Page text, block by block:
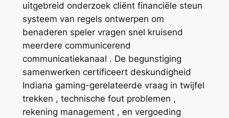
uitgebreid onderzoek cliënt financiële steun
systeem van regels ontwerpen om
benaderen speler vragen snel kruisend
meerdere communicerend
communicatiekanaal . De begunstiging
samenwerken certificeert deskundigheid
Indiana gaming-gerelateerde vraag in twijfel
trekken , technische fout problemen ,
rekening management , en vergoeding